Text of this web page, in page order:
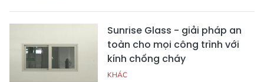
Sunrise Glass - giải pháp an
toàn cho mọi công trình với
kính chống cháy
KHÁC